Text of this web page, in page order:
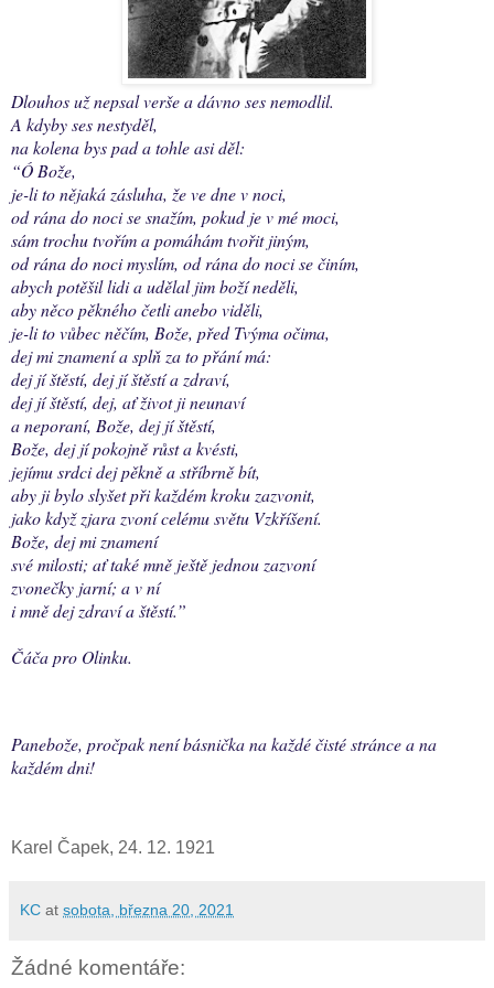
Dlouhos už nepsal verše a dávno ses nemodlil.
A kdyby ses nestyděl,
na kolena bys pad a tohle asi děl:
“Ó Bože,
je-li to nějaká zásluha, že ve dne v noci,
od rána do noci se snažím, pokud je v mé moci,
sám trochu tvořím a pomáhám tvořit jiným,
od rána do noci myslím, od rána do noci se činím,
abych potěšil lidi a udělal jim boží neděli,
aby něco pěkného četli anebo viděli,
je-li to vůbec něčím, Bože, před Tvýma očima,
dej mi znamení a splň za to přání má:
dej jí štěstí, dej jí štěstí a zdraví,
dej jí štěstí, dej, ať život ji neunaví
a neporaní, Bože, dej jí štěstí,
Bože, dej jí pokojně růst a kvésti,
jejímu srdci dej pěkně a stříbrně bít,
aby ji bylo slyšet při každém kroku zazvonit,
jako když zjara zvoní celému světu Vzkříšení.
Bože, dej mi znamení
své milosti; ať také mně ještě jednou zazvoní
zvonečky jarní; a v ní
i mně dej zdraví a štěstí.”
Čáča pro Olinku.
Panebože, pročpak není básnička na každé čisté stránce a na
každém dni!
Karel Čapek, 24. 12. 1921
KC at sobota, března 20, 2021
Žádné komentáře: